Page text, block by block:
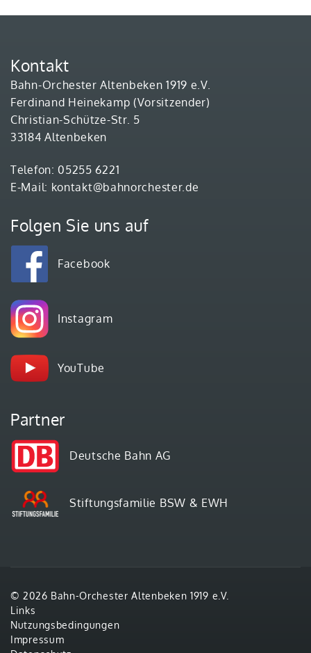
Kontakt
Bahn-Orchester Altenbeken 1919 e.V.
Ferdinand Heinekamp (Vorsitzender)
Christian-Schütze-Str. 5
33184 Altenbeken
Telefon: 05255 6221
E-Mail: kontakt@bahnorchester.de
Folgen Sie uns auf
Facebook
Instagram
YouTube
Partner
Deutsche Bahn AG
Stiftungsfamilie BSW & EWH
© 2026 Bahn-Orchester Altenbeken 1919 e.V.
Links
Nutzungsbedingungen
Impressum